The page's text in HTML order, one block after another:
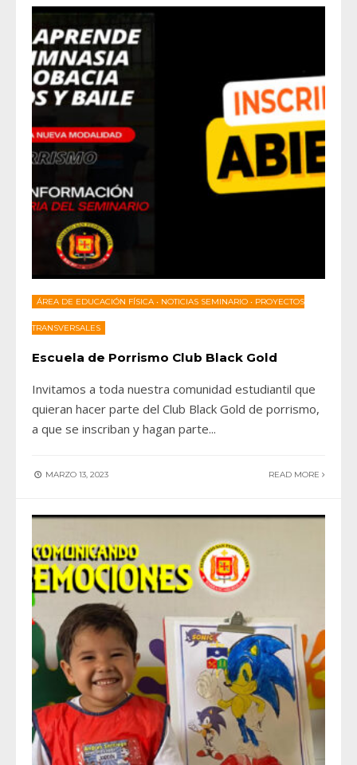
ÁREA DE EDUCACIÓN FÍSICA • NOTICIAS SEMINARIO • PROYECTOS
TRANSVERSALES
Escuela de Porrismo Club Black Gold
Invitamos a toda nuestra comunidad estudiantil que
quieran hacer parte del Club Black Gold de porrismo,
a que se inscriban y hagan parte...
MARZO 13, 2023 READ MORE